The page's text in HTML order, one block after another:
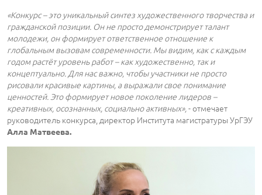
«Конкурс – это уникальный синтез художественного творчества и
гражданской позиции. Он не просто демонстрирует талант
молодежи, он формирует ответственное отношение к
глобальным вызовам современности. Мы видим, как с каждым
годом растёт уровень работ – как художественно, так и
концептуально. Для нас важно, чтобы участники не просто
рисовали красивые картины, а выражали свое понимание
ценностей. Это формирует новое поколение лидеров –
креативных, осознанных, социально активных»,- отмечает
руководитель конкурса, директор Института магистратуры УрГЭУ
Алла Матвеева.